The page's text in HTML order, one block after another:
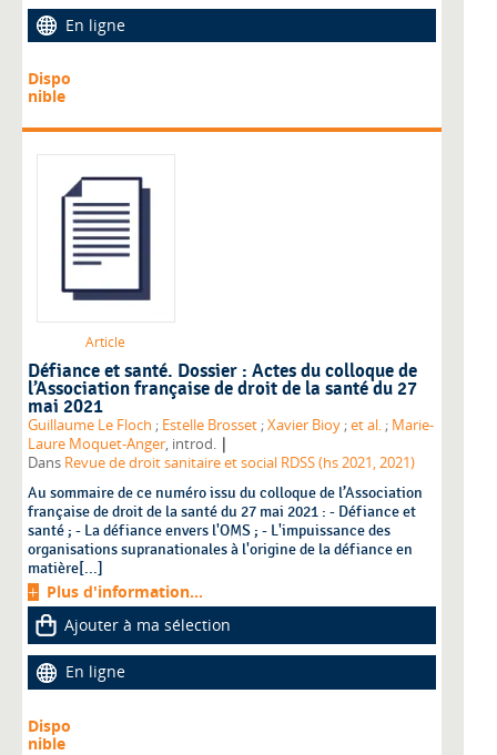
En ligne
Dispo
nible
Article
Défiance et santé. Dossier : Actes du colloque de
l’Association française de droit de la santé du 27
mai 2021
Guillaume Le Floch ; Estelle Brosset;Xavier Bioy;et al.; Marie-
Laure Moquet-Anger, introd. |
Dans Revue de droit sanitaire et social RDSS (hs 2021, 2021)
Au sommaire de ce numéro issu du colloque de l’Association
française de droit de la santé du 27 mai 2021 : - Défiance et
santé ; - La défiance envers l'OMS ; - L'impuissance des
organisations supranationales à l'origine de la défiance en
matière[...]
Plus d'information...
Ajouter à ma sélection
En ligne
Dispo
nible